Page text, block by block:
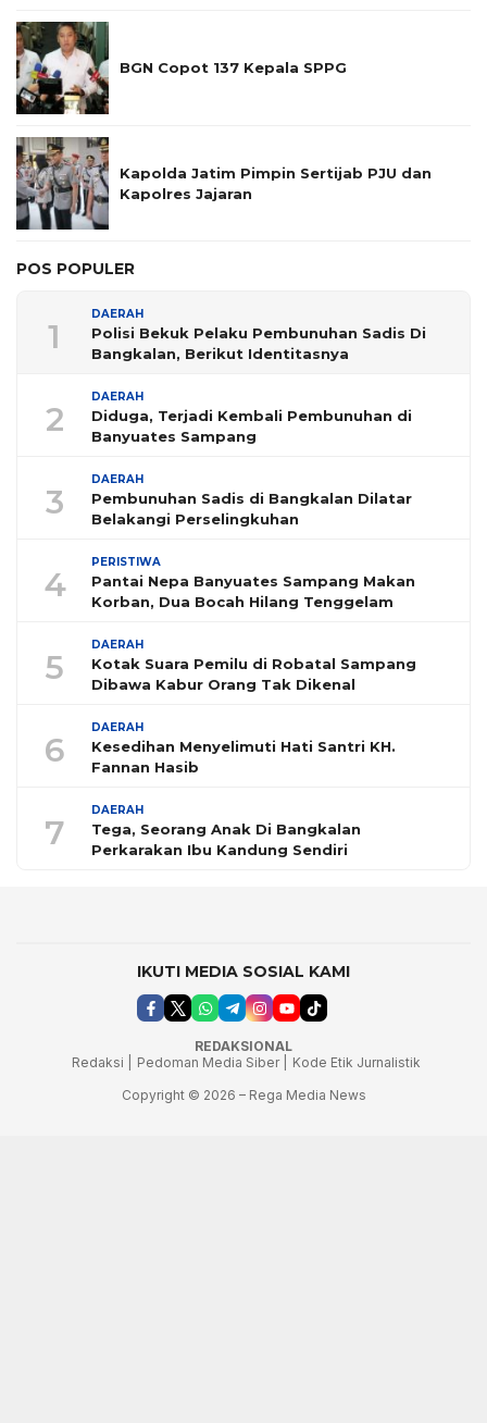
BGN Copot 137 Kepala SPPG
Kapolda Jatim Pimpin Sertijab PJU dan
Kapolres Jajaran
POS POPULER
1
DAERAH
Polisi Bekuk Pelaku Pembunuhan Sadis Di
Bangkalan, Berikut Identitasnya
2
DAERAH
Diduga, Terjadi Kembali Pembunuhan di
Banyuates Sampang
3
DAERAH
Pembunuhan Sadis di Bangkalan Dilatar
Belakangi Perselingkuhan
4
PERISTIWA
Pantai Nepa Banyuates Sampang Makan
Korban, Dua Bocah Hilang Tenggelam
5
DAERAH
Kotak Suara Pemilu di Robatal Sampang
Dibawa Kabur Orang Tak Dikenal
6
DAERAH
Kesedihan Menyelimuti Hati Santri KH.
Fannan Hasib
7
DAERAH
Tega, Seorang Anak Di Bangkalan
Perkarakan Ibu Kandung Sendiri
IKUTI MEDIA SOSIAL KAMI
REDAKSIONAL
Redaksi |
Pedoman Media Siber |
Kode Etik Jurnalistik
Copyright © 2026 – Rega Media News